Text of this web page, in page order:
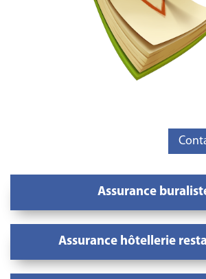
Assurance
Assurance hôtellerie